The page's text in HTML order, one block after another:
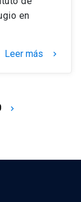
en
Leer más keyboard_arrow_right
keyboard_arrow_right